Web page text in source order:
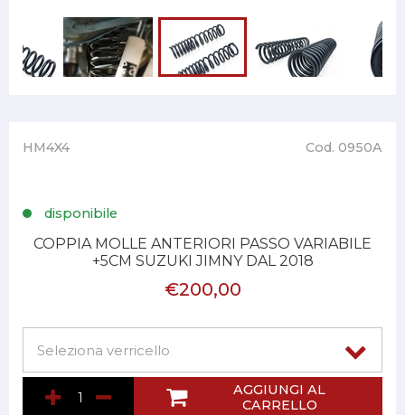
HM4X4 Cod. 0950A
disponibile
COPPIA MOLLE ANTERIORI PASSO VARIABILE
+5CM SUZUKI JIMNY DAL 2018
€200,00
AGGIUNGI AL
CARRELLO